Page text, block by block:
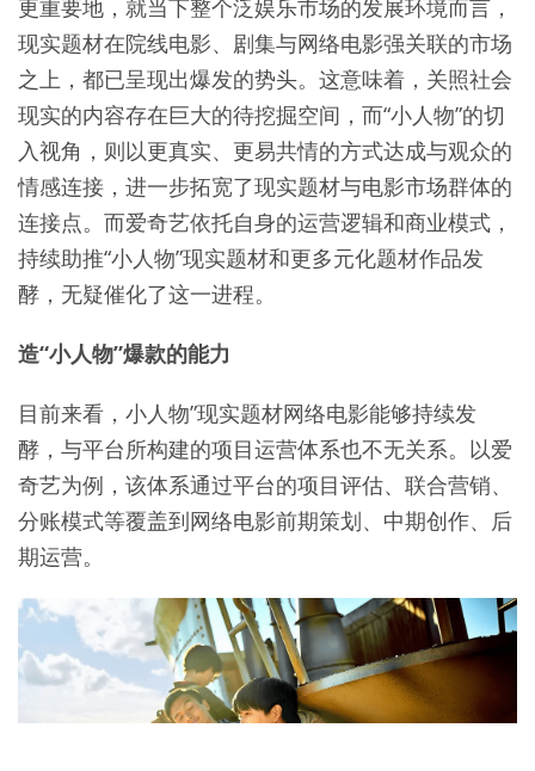
更重要地，就当下整个泛娱乐市场的发展环境而言，
现实题材在院线电影、剧集与网络电影强关联的市场
之上，都已呈现出爆发的势头。这意味着，关照社会
现实的内容存在巨大的待挖掘空间，而“小人物”的切
入视角，则以更真实、更易共情的方式达成与观众的
情感连接，进一步拓宽了现实题材与电影市场群体的
连接点。而爱奇艺依托自身的运营逻辑和商业模式，
持续助推“小人物”现实题材和更多元化题材作品发
酵，无疑催化了这一进程。
造“小人物”爆款的能力
目前来看，小人物”现实题材网络电影能够持续发
酵，与平台所构建的项目运营体系也不无关系。以爱
奇艺为例，该体系通过平台的项目评估、联合营销、
分账模式等覆盖到网络电影前期策划、中期创作、后
期运营。